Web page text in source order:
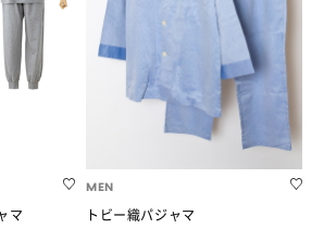
マ
MEN
トビー織パジャマ